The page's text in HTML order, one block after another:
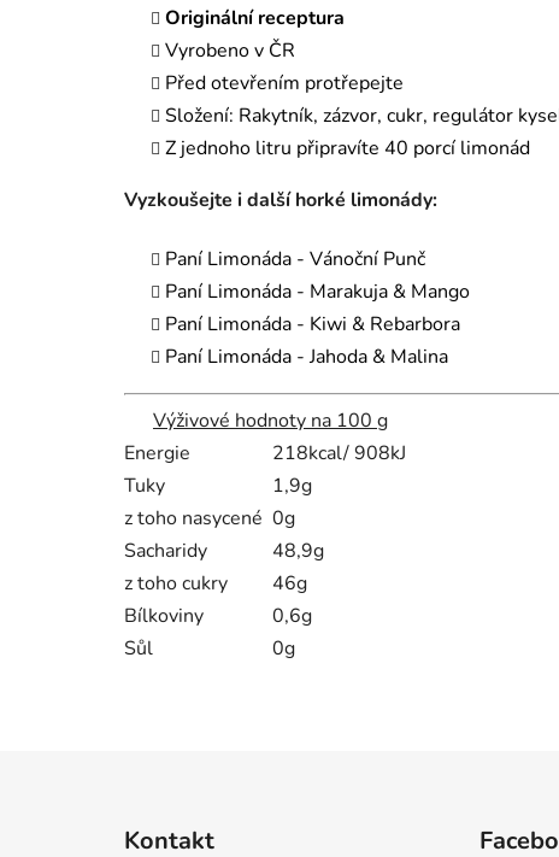
Originální receptura
Vyrobeno v ČR
Před otevřením protřepejte
Složení: Rakytník, zázvor, cukr, regulátor
Z jednoho litru připravíte 40 porcí limonád
Vyzkoušejte i další horké limonády:
Paní Limonáda - Vánoční Punč
Paní Limonáda - Marakuja & Mango
Paní Limonáda - Kiwi & Rebarbora
Paní Limonáda -Jahoda & Malina
Výživové hodnoty na 100 g
Energie
218kcal/ 908kJ
Tuky
1,9g
z toho nasycené 0g
Sacharidy
48,9g
z toho cukry
46g
Bílkoviny
0,6g
Sůl
0g
Kontakt